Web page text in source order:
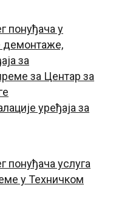
понуђача у
демонтаже,
за
за Центар за
уређаја за
понуђача услуга
у Техничком